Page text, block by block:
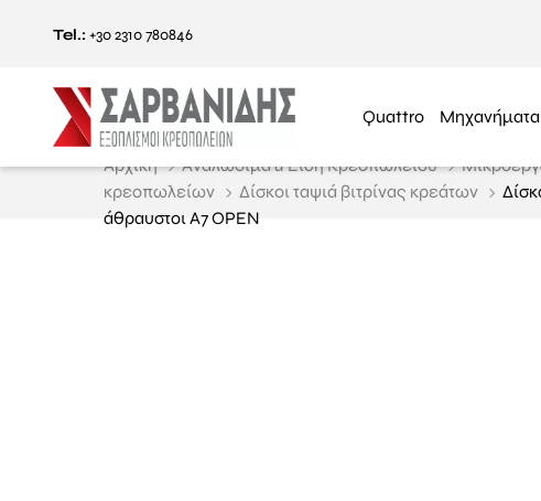
Tel.: +30 2310 780846
Quattro Μηχανήματα
Αρχική Αναλώσιμα & Είδη Κρεοπωλείου
κρεοπωλείων
Δίσκοι ταψιά βιτρίνας κρεάτων
άθραυστοι Α7 OPEN